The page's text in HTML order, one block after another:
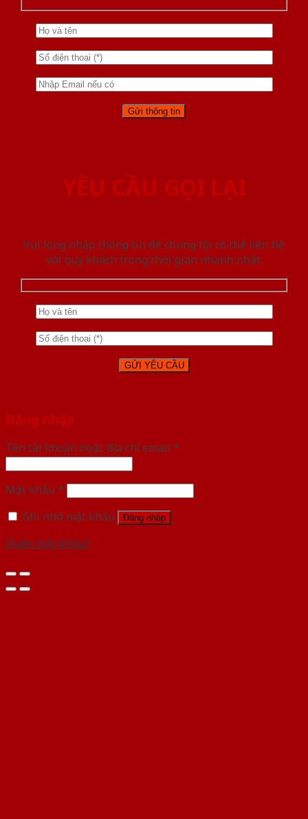
YÊU CẦU GỌI LẠI
Vui lòng nhập thông tin để chúng tôi có thể liên hệ
với quý khách trong thời gian nhanh nhất.
Đăng nhập
Tên tài khoản hoặc địa chỉ email *
Mật khẩu *
Ghi nhớ mật khẩu
Đăng nhập
Quên mật khẩu?